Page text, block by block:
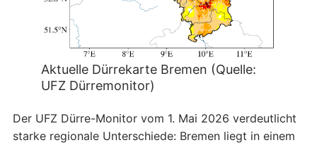
Aktuelle Dürrekarte Bremen (Quelle:
UFZ Dürremonitor)
Der UFZ Dürre-Monitor vom 1. Mai 2026 verdeutlicht
starke regionale Unterschiede: Bremen liegt in einem